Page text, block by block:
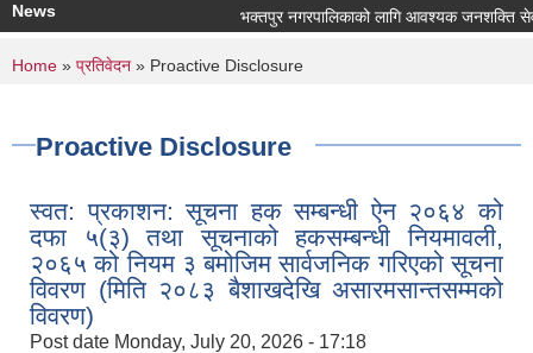
News भक्तपुर नगरपालिकाको लागि आवश्यक जनशक्ति सेवा
You are here
Home » प्रतिवेदन » Proactive Disclosure
Proactive Disclosure
स्वत: प्रकाशन: सूचना हक सम्बन्धी ऐन २०६४ को
दफा ५(३) तथा सूचनाको हकसम्बन्धी नियमावली,
२०६५ को नियम ३ बमोजिम सार्वजनिक गरिएको सूचना
विवरण (मिति २०८३ बैशाखदेखि असारमसान्तसम्मको
विवरण)
Post date Monday, July 20, 2026 - 17:18